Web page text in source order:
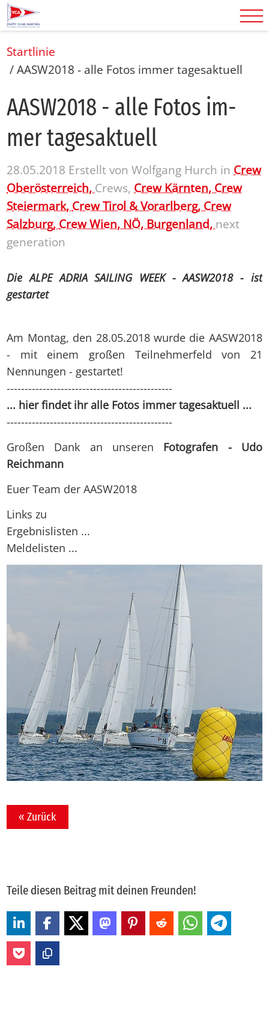
Startlinie
/AASW2018 - alle Fotos immer tagesaktuell
AAS­W2018 - alle Fo­tos im­
mer ta­ges­ak­tu­ell
28.05.2018 Erstellt vonWolfgang Hurch in Crew
Oberösterreich, Crews, Crew Kärnten, Crew
Steiermark, Crew Tirol & Vorarlberg, Crew
Salzburg, Crew Wien, NÖ, Burgenland, next
generation
Die ALPE ADRIA SAILING WEEK - AASW2018 - ist
gestartet
Am Montag, den 28.05.2018 wurde die AASW2018
- mit einem großen Teilnehmerfeld von 21
Nennungen - gestartet!
----------------------------------------------
... hier findet ihr alle Fotos immer tagesaktuell ...
----------------------------------------------
Großen Dank an unseren Fotografen - Udo
Reichmann
Euer Team der AASW2018
Links zu
Ergebnislisten ...
Meldelisten ...
« Zurück
Teile diesen Beitrag mit deinen Freunden!